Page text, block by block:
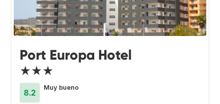
Port Europa Hotel
★★★
8.2
Muy bueno